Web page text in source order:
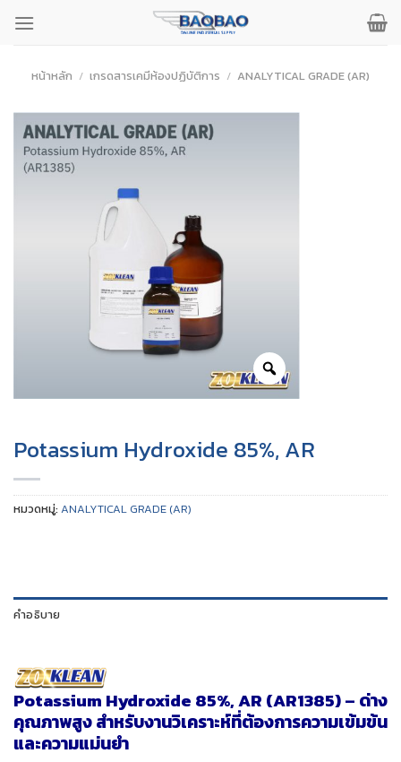
เนื้อหาหน้าหลัก / เกรดสารเคมีห้องปฏิบัติการ / ANALYTICAL GRADE (AR)
Potassium Hydroxide 85%, AR
หมวดหมู่: ANALYTICAL GRADE (AR)
คำอธิบาย
Potassium Hydroxide 85%, AR (AR1385) – ด่าง
คุณภาพสูง สำหรับงานวิเคราะห์ที่ต้องการความเข้มข้น
และความแม่นยำ